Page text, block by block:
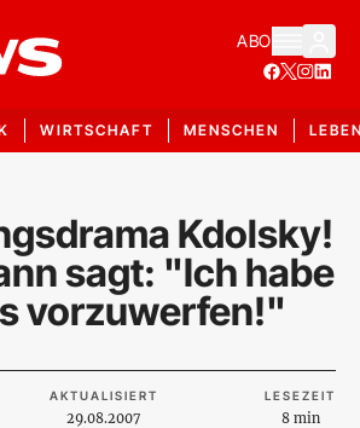
ABO
WIRTSCHAFT MENSCHEN
Kdolsky!
sagt: "Ich habe
vorzuwerfen!"
AKTUALISIERT
29.08.2007
LESEZEIT
8 min